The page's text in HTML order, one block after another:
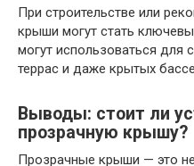
При строительстве или
крыши могут стать
могут использоваться для
террас и даже крытых
Выводы: стоит ли
прозрачную крышу?
Прозрачные крыши — это